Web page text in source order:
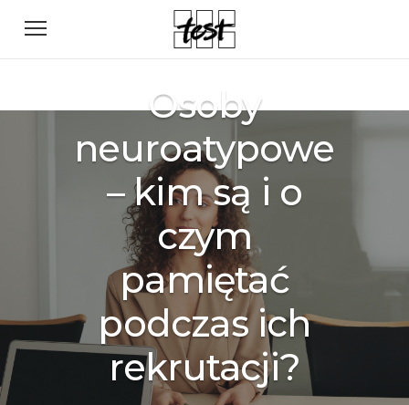
Osoby
neuroatypowe
– kim są i o
czym
pamiętać
podczas ich
rekrutacji?